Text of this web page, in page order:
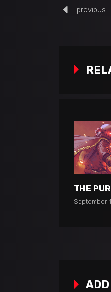
previous
THE
September
ADD